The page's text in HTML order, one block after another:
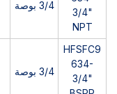
3/4"
NPT
3/4 بوصة
HFSFC9
634-
3/4"
3/4 بوصة